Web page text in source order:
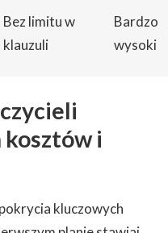
Bez limitu w
klauzuli
Bardzo
wysoki
kosztów i
kluczowych